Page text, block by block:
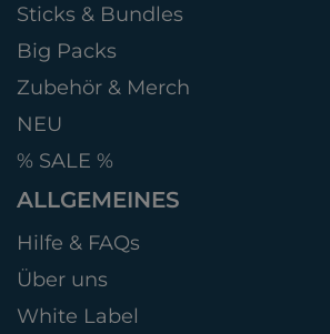
Sticks & Bundles
Big Packs
Zubehör & Merch
NEU
% SALE %
ALLGEMEINES
Hilfe & FAQs
Über uns
White Label